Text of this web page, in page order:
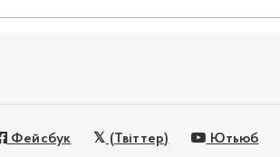
Фейсбук (Твіттер) Ютьюб